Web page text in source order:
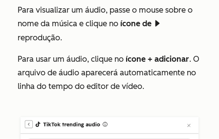
Para visualizar um áudio, passe o mouse sobre o
nome da música e clique no ícone de playerPlayIcon
reprodução.
Para usar um áudio, clique no ícone + adicionar. O
arquivo de áudio aparecerá automaticamente no
linha do tempo do editor de vídeo.